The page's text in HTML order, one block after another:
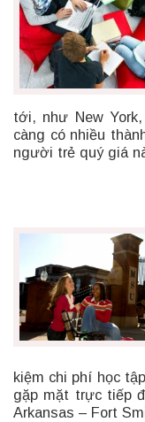
tới, như New
càng có nhiều
người trẻ quý giá
kiệm chi phí học
gặp mặt trực tiếp
Arkansas – Fort